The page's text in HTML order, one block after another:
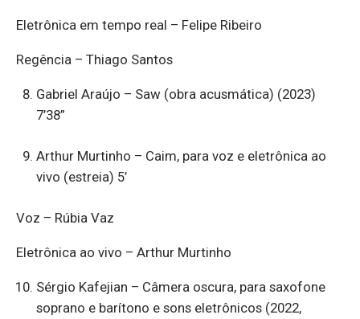
Eletrônica em tempo real – Felipe Ribeiro
Regência – Thiago Santos
Gabriel Araújo – Saw (obra acusmática) (2023)
7’38”
Arthur Murtinho – Caim, para voz e eletrônica ao
vivo (estreia) 5’
Voz – Rúbia Vaz
Eletrônica ao vivo – Arthur Murtinho
Sérgio Kafejian – Câmera oscura, para saxofone
soprano e barítono e sons eletrônicos (2022,